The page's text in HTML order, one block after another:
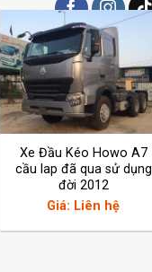
Xe Đầu Kéo Howo A7
cầu lap đã qua sử dụng
đời 2012
Giá: Liên hệ